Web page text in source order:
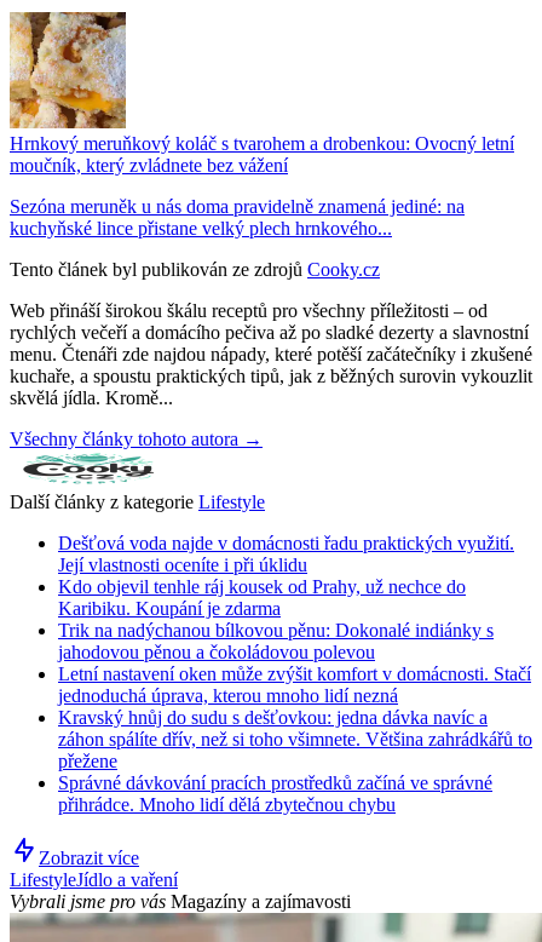
Hrnkový meruňkový koláč s tvarohem a drobenkou: Ovocný letní
moučník, který zvládnete bez vážení
Sezóna meruněk u nás doma pravidelně znamená jediné: na
kuchyňské lince přistane velký plech hrnkového...
Tento článek byl publikován ze zdrojů Cooky.cz
Web přináší širokou škálu receptů pro všechny příležitosti – od
rychlých večeří a domácího pečiva až po sladké dezerty a slavnostní
menu. Čtenáři zde najdou nápady, které potěší začátečníky i zkušené
kuchaře, a spoustu praktických tipů, jak z běžných surovin vykouzlit
skvělá jídla. Kromě...
Všechny články tohoto autora →
Další články z kategorie Lifestyle
Dešťová voda najde v domácnosti řadu praktických využití.
Její vlastnosti oceníte i při úklidu
Kdo objevil tenhle ráj kousek od Prahy, už nechce do
Karibiku. Koupání je zdarma
Trik na nadýchanou bílkovou pěnu: Dokonalé indiánky s
jahodovou pěnou a čokoládovou polevou
Letní nastavení oken může zvýšit komfort v domácnosti. Stačí
jednoduchá úprava, kterou mnoho lidí nezná
Kravský hnůj do sudu s dešťovkou: jedna dávka navíc a
záhon spálíte dřív, než si toho všimnete. Většina zahrádkářů to
přežene
Správné dávkování pracích prostředků začíná ve správné
přihrádce. Mnoho lidí dělá zbytečnou chybu
Zobrazit více
LifestyleJídlo a vaření
Vybrali jsme pro vás Magazíny a zajímavosti